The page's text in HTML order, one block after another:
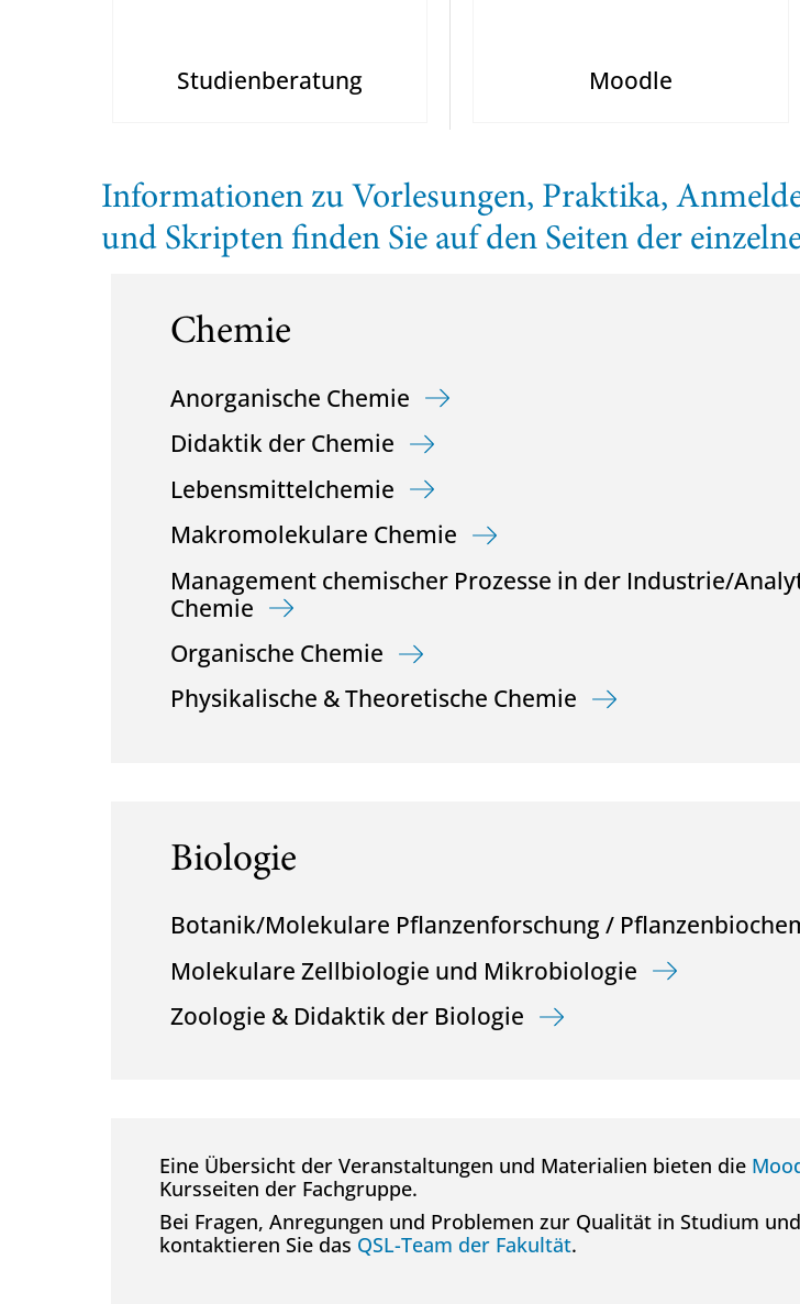
Studienberatung Moodle
Informationen zu Vorlesungen, Praktika,
und Skripten finden Sie auf den Seiten der
Chemie
Anorganische Chemie
Didaktik der Chemie
Lebensmittelchemie
Makromolekulare Chemie
Management chemischer Prozesse in der Industrie/
Chemie
Organische Chemie
Physikalische & Theoretische Chemie
Biologie
Botanik/Molekulare Pflanzenforschung /
Molekulare Zellbiologie und Mikrobiologie
Zoologie & Didaktik der Biologie
Eine Übersicht der Veranstaltungen und Materialien bieten die
Kursseiten der Fachgruppe.
Bei Fragen, Anregungen und Problemen zur Qualität in Studium
kontaktieren Sie das QSL-Team der Fakultät.